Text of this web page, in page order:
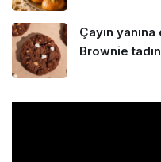
Çayın
Brownie